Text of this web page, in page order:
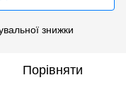
знижки
Порівняти